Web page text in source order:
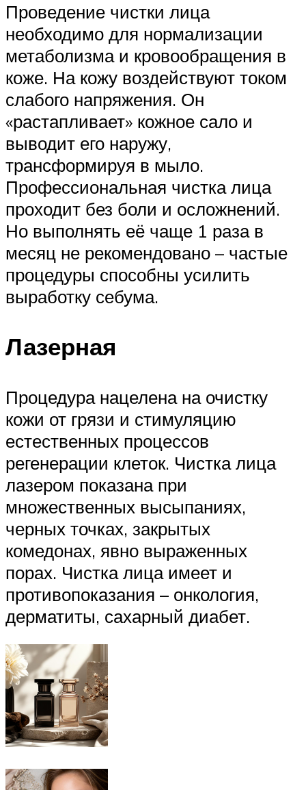
Проведение чистки лица
необходимо для нормализации
метаболизма и кровообращения в
коже. На кожу воздействуют током
слабого напряжения. Он
«растапливает» кожное сало и
выводит его наружу,
трансформируя в мыло.
Профессиональная чистка лица
проходит без боли и осложнений.
Но выполнять её чаще 1 раза в
месяц не рекомендовано – частые
процедуры способны усилить
выработку себума.
Лазерная
Процедура нацелена на очистку
кожи от грязи и стимуляцию
естественных процессов
регенерации клеток. Чистка лица
лазером показана при
множественных высыпаниях,
черных точках, закрытых
комедонах, явно выраженных
порах. Чистка лица имеет и
противопоказания – онкология,
дерматиты, сахарный диабет.